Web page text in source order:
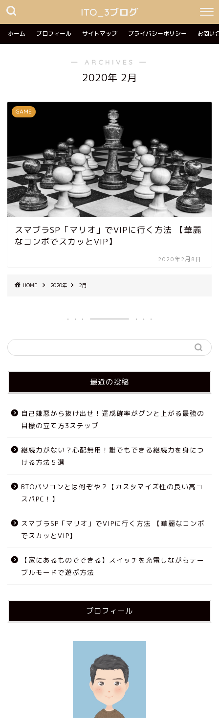
ITO_3ブログ
ホーム プロフィール サイトマップ プライバシーポリシー お問い
― ARCHIVES ―
2020年 2月
GAME
スマブラSP「マリオ」でVIPに行く方法 【華麗
なコンボでスカッとVIP】
2020年2月8日
HOME 2020年 2月
最近の投稿
自己嫌悪から抜け出せ！達成確率がグンと上がる最強の
目標の立て方3ステップ
継続力がない？心配無用！誰でもできる継続力を身につ
ける方法５選
BTOパソコンとは何ぞや？【カスタマイズ性の良い高コ
スパPC！】
スマブラSP「マリオ」でVIPに行く方法 【華麗なコンボ
でスカッとVIP】
【家にあるものでできる】スイッチを充電しながらテー
ブルモードで遊ぶ方法
プロフィール